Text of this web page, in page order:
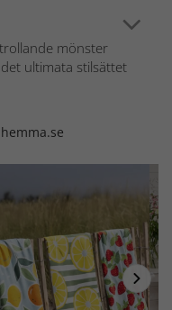
mönster
ultimata stilsättet